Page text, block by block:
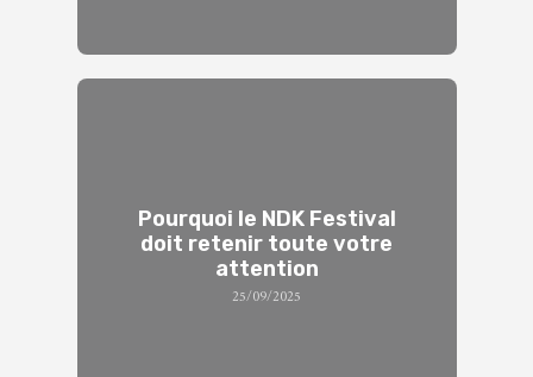
Pourquoi le NDK Festival
doit retenir toute votre
attention
25/09/2025